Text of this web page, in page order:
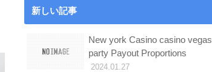
新しい記事
New york Casino casino vegas
party Payout Proportions
2024.01.27